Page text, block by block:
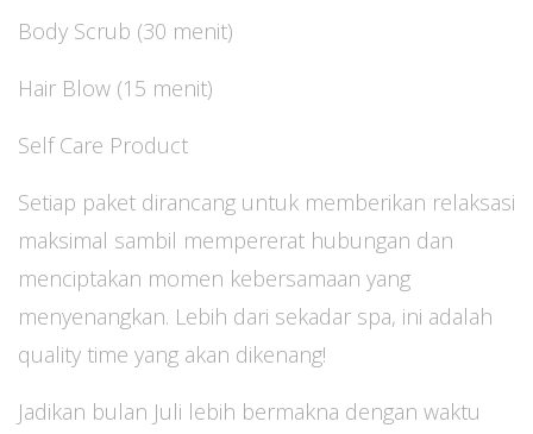
Body Scrub (30 menit)
Hair Blow (15 menit)
Self Care Product
Setiap paket dirancang untuk memberikan relaksasi
maksimal sambil mempererat hubungan dan
menciptakan momen kebersamaan yang
menyenangkan. Lebih dari sekadar spa, ini adalah
quality time yang akan dikenang!
Jadikan bulan Juli lebih bermakna dengan waktu